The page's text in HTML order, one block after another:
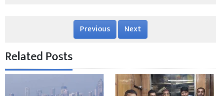
Previous Next
Related Posts